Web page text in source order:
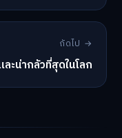
ถัดไป →
ะน่ากลัวที่สุดในโลก